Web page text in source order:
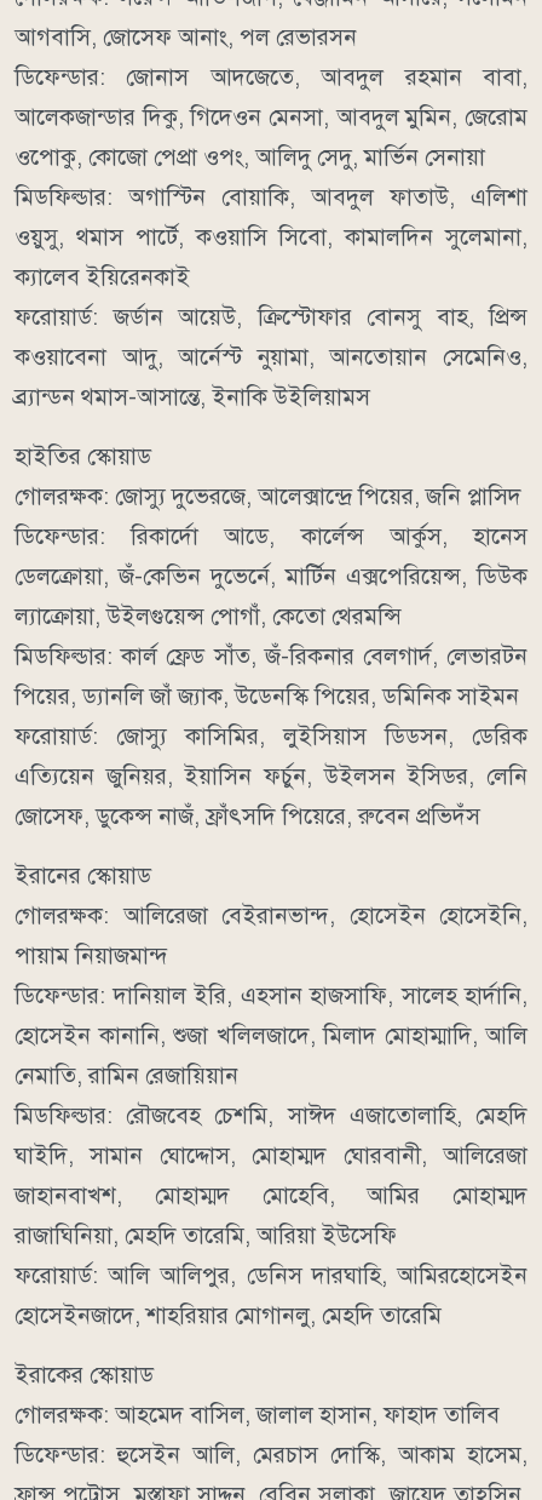
আগবাসি, জোসেফ আনাং, পল রেভারসন
ডিফেন্ডার: জোনাস আদজেতে, আবদুল রহমান বাবা,
আলেকজান্ডার দিকু, গিদেওন মেনসা, আবদুল মুমিন, জেরোম
ওপোকু, কোজো পেপ্রা ওপং, আলিদু সেদু, মার্ভিন সেনায়া
মিডফিল্ডার: অগাস্টিন বোয়াকি, আবদুল ফাতাউ, এলিশা
ওয়ুসু, থমাস পার্টে, কওয়াসি সিবো, কামালদিন সুলেমানা,
ক্যালেব ইয়িরেনকাই
ফরোয়ার্ড: জর্ডান আয়েউ, ক্রিস্টোফার বোনসু বাহ, প্রিন্স
কওয়াবেনা আদু, আর্নেস্ট নুয়ামা, আনতোয়ান সেমেনিও,
ব্র্যান্ডন থমাস-আসান্তে, ইনাকি উইলিয়ামস
হাইতির স্কোয়াড
গোলরক্ষক: জোস্যু দুভেরজে, আলেক্সান্দ্রে পিয়ের, জনি প্লাসিদ
ডিফেন্ডার: রিকার্দো আডে, কার্লেন্স আর্কুস, হানেস
ডেলক্রোয়া, জঁ-কেভিন দুভের্নে, মার্টিন এক্সপেরিয়েন্স, ডিউক
ল্যাক্রোয়া, উইলগুয়েন্স পোগাঁ, কেতো থেরমন্সি
মিডফিল্ডার: কার্ল ফ্রেড সাঁত, জঁ-রিকনার বেলগার্দ, লেভারটন
পিয়ের, ড্যানলি জাঁ জ্যাক, উডেনস্কি পিয়ের, ডমিনিক সাইমন
ফরোয়ার্ড: জোস্যু কাসিমির, লুইসিয়াস ডিডসন, ডেরিক
এত্যিয়েন জুনিয়র, ইয়াসিন ফর্চুন, উইলসন ইসিডর, লেনি
জোসেফ, ডুকেন্স নাজঁ, ফ্রাঁৎসদি পিয়েরে, রুবেন প্রভিদঁস
ইরানের স্কোয়াড
গোলরক্ষক: আলিরেজা বেইরানভান্দ, হোসেইন হোসেইনি,
পায়াম নিয়াজমান্দ
ডিফেন্ডার: দানিয়াল ইরি, এহসান হাজসাফি, সালেহ হার্দানি,
হোসেইন কানানি, শুজা খলিলজাদে, মিলাদ মোহাম্মাদি, আলি
নেমাতি, রামিন রেজায়িয়ান
মিডফিল্ডার: রৌজবেহ চেশমি, সাঈদ এজাতোলাহি, মেহদি
ঘাইদি, সামান ঘোদ্দোস, মোহাম্মদ ঘোরবানী, আলিরেজা
জাহানবাখশ, মোহাম্মদ মোহেবি, আমির মোহাম্মদ
রাজাঘিনিয়া, মেহদি তারেমি, আরিয়া ইউসেফি
ফরোয়ার্ড: আলি আলিপুর, ডেনিস দারঘাহি, আমিরহোসেইন
হোসেইনজাদে, শাহরিয়ার মোগানলু, মেহদি তারেমি
ইরাকের স্কোয়াড
গোলরক্ষক: আহমেদ বাসিল, জালাল হাসান, ফাহাদ তালিব
ডিফেন্ডার: হুসেইন আলি, মেরচাস দোস্কি, আকাম হাসেম,